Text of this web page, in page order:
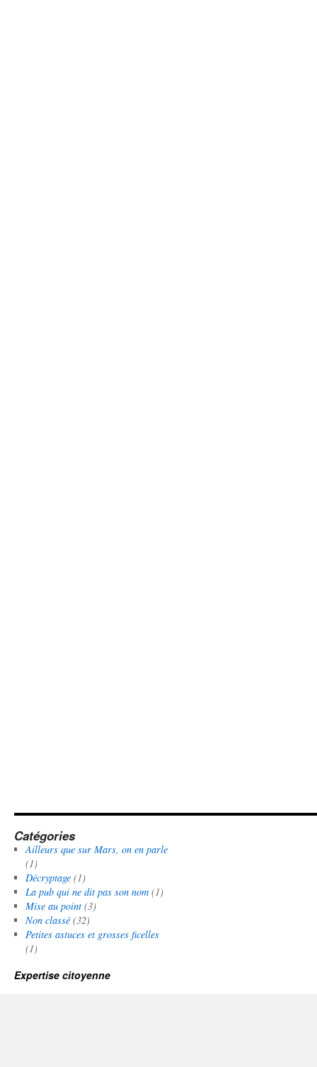
Catégories
Ailleurs que sur Mars, on en parle
(1)
Décryptage(1)
La pub qui ne dit pas son nom(1)
Mise au point(3)
Non classé(32)
Petites astuces et grosses ficelles
(1)
Expertise citoyenne